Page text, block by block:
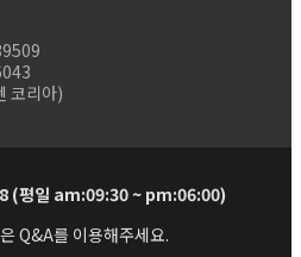
코리아)
(평일 am:09:30 ~ pm:06:00)
Q&A를 이용해주세요.